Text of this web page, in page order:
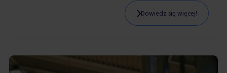
Dowiedz się więcej!